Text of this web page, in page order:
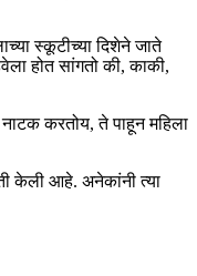
स्कूटीच्या दिशेने जाते
होत सांगतो की, काकी,
नाटक करतोय, ते पाहून महिला
केली आहे. अनेकांनी त्या